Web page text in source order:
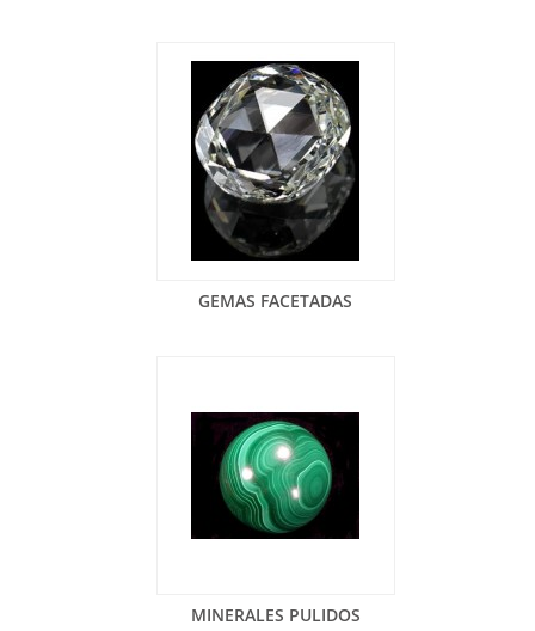
GEMAS FACETADAS
MINERALES PULIDOS